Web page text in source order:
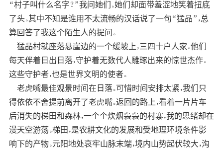
“村子叫什么名字？”我问她们。她们却面带羞涩地笑着扭底
了头。其中不知是谁用不太流畅的汉话说了一句“猛品”，总
算回答了我这个陌生人的提问。
猛品村就座落悬崖边的一个缓坡上，三四十户人家。他们
每天伴着日出日落，守护着无数代人雕琢出来的惊世杰作。
这些守护者，也是世界文明的使者。
老虎嘴最佳观景时间在日落。可惜时间安排太紧，我们只
得依依不舍提前离开了老虎嘴。返回的路上，看着一片片车
后消失的梯田和森林，一个个炊烟袅袅的村寨，我的思绪却在
漫天空游荡。梯田，是农耕文化的发展和受地理环境条件影
响下的产物。元阳地处哀牢山脉末端，境内山势起伏较大，沟